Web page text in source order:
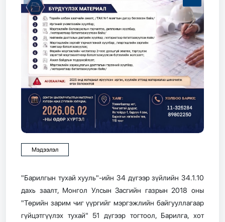
Мэдээлэл
"Барилгын тухай хууль"-ийн 34 дүгээр зүйлийн 34.1.10
дахь заалт, Монгол Улсын Засгийн газрын 2018 оны
"Төрийн зарим чиг үүргийг мэргэжлийн байгууллагаар
гүйцэтгүүлэх тухай" 51 дүгээр тогтоол, Барилга, хот